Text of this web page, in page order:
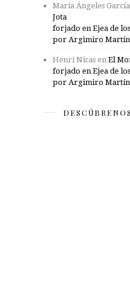
María Ángeles García
Jota
forjado en Ejea de
por Argimiro Martín
Henri Nicas en El
forjado en Ejea de
por Argimiro Martín